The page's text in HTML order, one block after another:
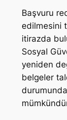
Başvuru
edilmesini
itirazda
Sosyal
yeniden
belgeler